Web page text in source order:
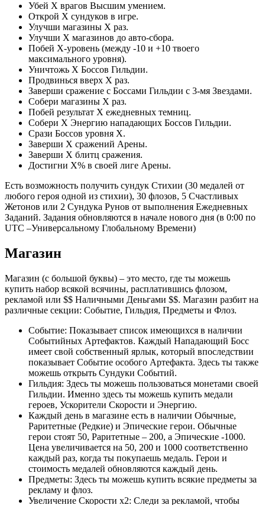
Убей Х врагов Высшим умением.
Открой Х сундуков в игре.
Улучши магазины Х раз.
Улучши Х магазинов до авто-сбора.
Побей Х-уровень (между -10 и +10 твоего
максимального уровня).
Уничтожь Х Боссов Гильдии.
Продвинься вверх Х раз.
Заверши сражение с Боссами Гильдии с 3-мя Звездами.
Собери магазины Х раз.
Побей результат Х ежедневных темниц.
Собери Х Энергию нападающих Боссов Гильдии.
Срази Боссов уровня Х.
Заверши Х сражений Арены.
Заверши Х блитц сражения.
Достигни Х% в своей лиге Арены.
Есть возможность получить сундук Стихии (30 медалей от
любого героя одной из стихии), 30 флозов, 5 Счастливых
Жетонов или 2 Сундука Рунов от выполнения Ежедневных
Заданий. Задания обновляются в начале нового дня (в 0:00 по
UTC –Универсальному Глобальному Времени)
Магазин
Магазин (с большой буквы) – это место, где ты можешь
купить набор всякой всячины, расплатившись флозом,
рекламой или $$ Наличными Деньгами $$. Магазин разбит на
различные секции: Событие, Гильдия, Предметы и Флоз.
Событие: Показывает список имеющихся в наличии
Событийных Артефактов. Каждый Нападающий Босс
имеет свой собственный ярлык, который впоследствии
показывает Событие особого Артефакта. Здесь ты также
можешь открыть Сундуки Событий.
Гильдия: Здесь ты можешь пользоваться монетами своей
Гильдии. Именно здесь ты можешь купить медали
героев, Ускорители Скорости и Энергию.
Каждый день в магазине есть в наличии Обычные,
Раритетные (Редкие) и Эпические герои. Обычные
герои стоят 50, Раритетные – 200, а Эпические -1000.
Цена увеличивается на 50, 200 и 1000 соответственно
каждый раз, когда ты покупаешь медаль. Герои и
стоимость медалей обновляются каждый день.
Предметы: Здесь ты можешь купить всякие предметы за
рекламу и флоз.
Увеличение Скорости х2: Следи за рекламой, чтобы